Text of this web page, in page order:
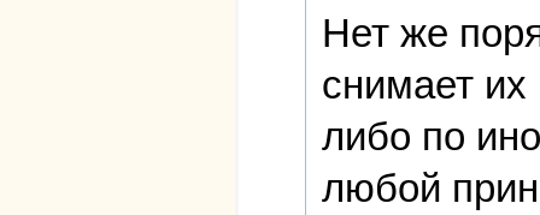
Нет же
снимает их
либо по
любой